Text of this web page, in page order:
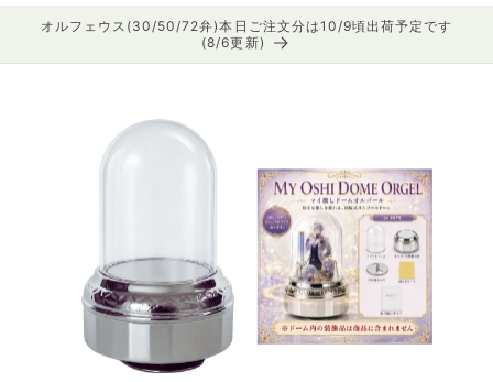
オルフェウス(30/50/72弁)本日ご注文分は10/9頃出荷予定です
(8/6更新)